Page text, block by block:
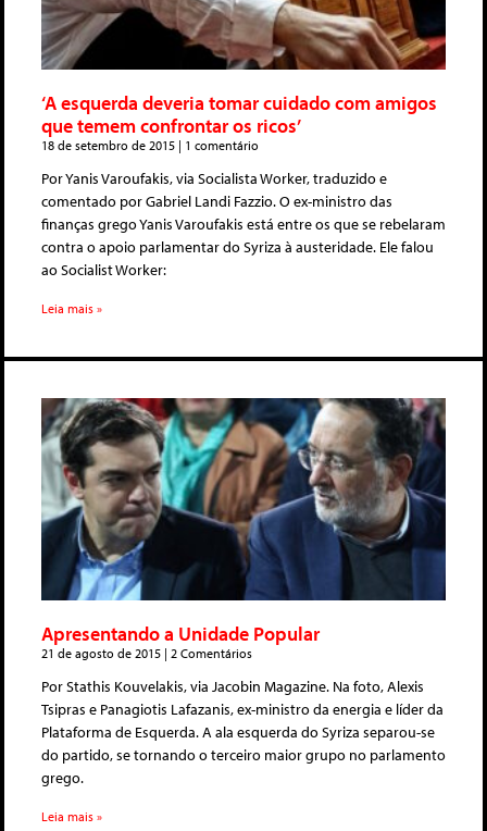
‘A esquerda deveria tomar cuidado com amigos
que temem confrontar os ricos’
18 de setembro de 2015 1 comentário
Por Yanis Varoufakis, via Socialista Worker, traduzido e
comentado por Gabriel Landi Fazzio. O ex-ministro das
finanças grego Yanis Varoufakis está entre os que se rebelaram
contra o apoio parlamentar do Syriza à austeridade. Ele falou
ao Socialist Worker:
Leia mais »
Apresentando a Unidade Popular
21 de agosto de 2015 2 Comentários
Por Stathis Kouvelakis, via Jacobin Magazine. Na foto, Alexis
Tsipras e Panagiotis Lafazanis, ex-ministro da energia e líder da
Plataforma de Esquerda. A ala esquerda do Syriza separou-se
do partido, se tornando o terceiro maior grupo no parlamento
grego.
Leia mais »